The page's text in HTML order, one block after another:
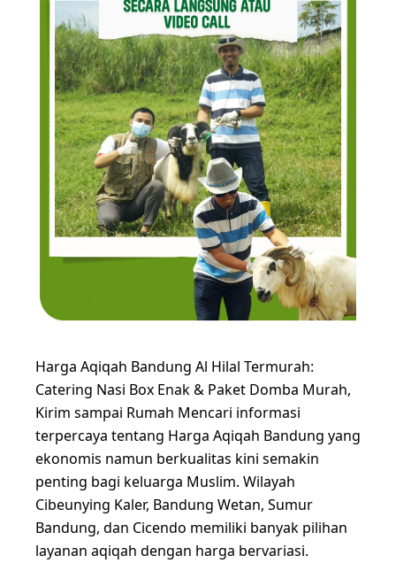
Harga Aqiqah Bandung Al Hilal Termurah:
Catering Nasi Box Enak & Paket Domba Murah,
Kirim sampai Rumah Mencari informasi
terpercaya tentang Harga Aqiqah Bandung yang
ekonomis namun berkualitas kini semakin
penting bagi keluarga Muslim. Wilayah
Cibeunying Kaler, Bandung Wetan, Sumur
Bandung, dan Cicendo memiliki banyak pilihan
layanan aqiqah dengan harga bervariasi.